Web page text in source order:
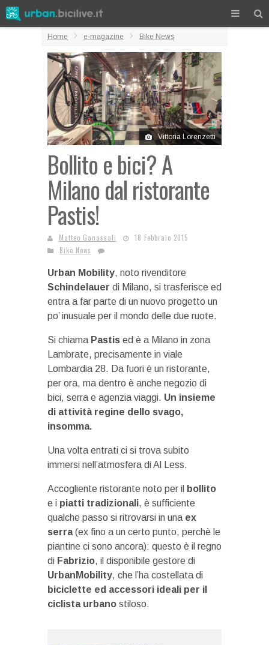
Home e-magazine Bike News
Vittoria Lorenzetti
Bollito e bici? A
Milano dal ristorante
Pastis!
Matteo Ganassali
18 Febbraio 2015
Bike News
Urban Mobility, noto rivenditore
Schindelauer di Milano, si trasferisce ed
entra a far parte di un nuovo progetto un
po’ inusuale per il mondo delle due ruote.
Si chiama Pastis ed è a Milano in zona
Lambrate, precisamente in viale
Lombardia 28. Da fuori è un ristorante,
per ora, ma dentro è anche negozio di
bici, serra e agenzia viaggi. Un insieme
di attività regine dello svago,
insomma.
Una volta entrati ci si trova subito
immersi nell’atmosfera di Al Less.
Accogliente ristorante noto per il bollito
e i piatti tradizionali, è sufficiente
qualche passo si ritrovarsi in una ex
serra(ex fino a un certo punto, perchè le
piantine ci sono ancora): questo è il regno
di Fabrizio, il disponibile gestore di
UrbanMobility, che l’ha costellata di
biciclette ed accessori ideali per il
ciclista urbano stiloso.